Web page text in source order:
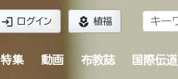
login ログイン local_florist 植福
特集 動画 布教誌 国際伝道